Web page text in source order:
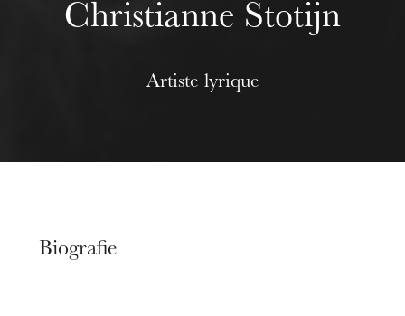
Christianne Stotijn
Artiste lyrique
Biografie